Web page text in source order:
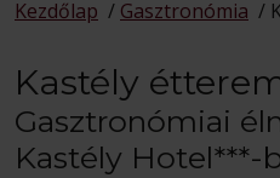
Kezdőlap / Gasztronómia /
Kastély
Gasztronómiai
Kastély Hotel***-